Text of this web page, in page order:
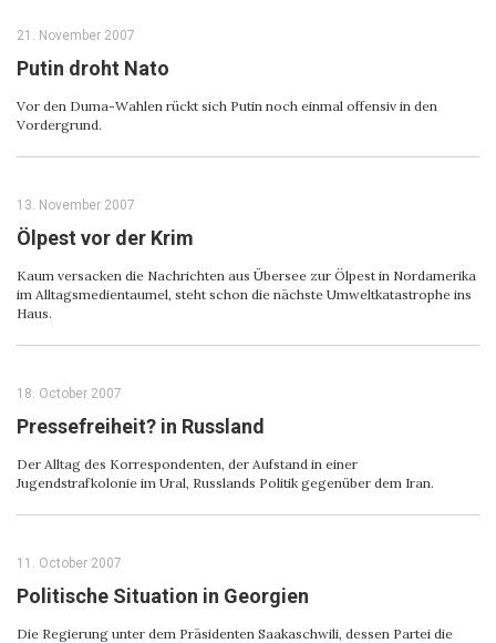
21. November 2007
Putin droht Nato
Vor den Duma-Wahlen rückt sich Putin noch einmal offensiv in den
Vordergrund.
13. November 2007
Ölpest vor der Krim
Kaum versacken die Nachrichten aus Übersee zur Ölpest in Nordamerika
im Alltagsmedientaumel, steht schon die nächste Umweltkatastrophe ins
Haus.
18. October 2007
Pressefreiheit? in Russland
Der Alltag des Korrespondenten, der Aufstand in einer
Jugendstrafkolonie im Ural, Russlands Politik gegenüber dem Iran.
11. October 2007
Politische Situation in Georgien
Die Regierung unter dem Präsidenten Saakaschwili, dessen Partei die